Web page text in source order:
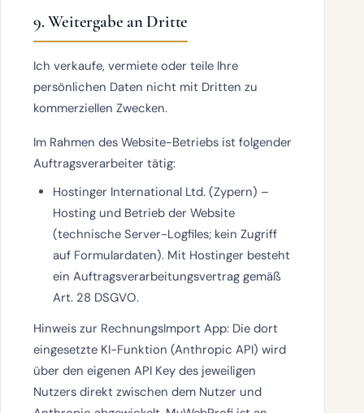
9. Weitergabe an Dritte
Ich verkaufe, vermiete oder teile Ihre
persönlichen Daten nicht mit Dritten zu
kommerziellen Zwecken.
Im Rahmen des Website-Betriebs ist folgender
Auftragsverarbeiter tätig:
Hostinger International Ltd. (Zypern) –
Hosting und Betrieb der Website
(technische Server-Logfiles; kein Zugriff
auf Formulardaten). Mit Hostinger besteht
ein Auftragsverarbeitungsvertrag gemäß
Art. 28 DSGVO.
Hinweis zur RechnungsImport App: Die dort
eingesetzte KI-Funktion (Anthropic API) wird
über den eigenen API Key des jeweiligen
Nutzers direkt zwischen dem Nutzer und